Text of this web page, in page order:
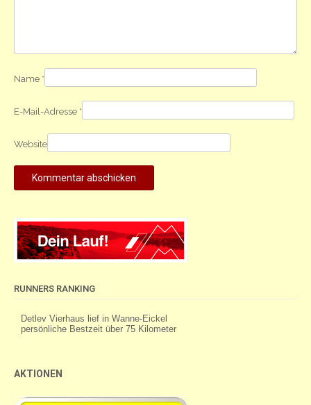
Name *
E-Mail-Adresse *
Website
RUNNERS RANKING
AKTIONEN